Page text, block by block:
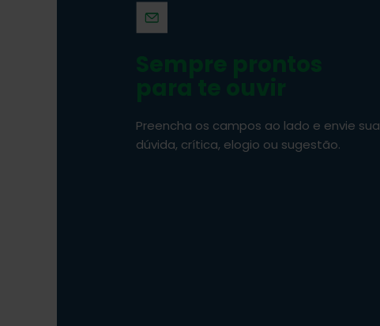
Sempre prontos
para te ouvir
Preencha os campos ao lado e envie sua
dúvida, crítica, elogio ou sugestão.